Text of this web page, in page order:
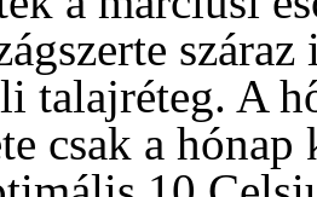
talajréteg. A
csak a hónap